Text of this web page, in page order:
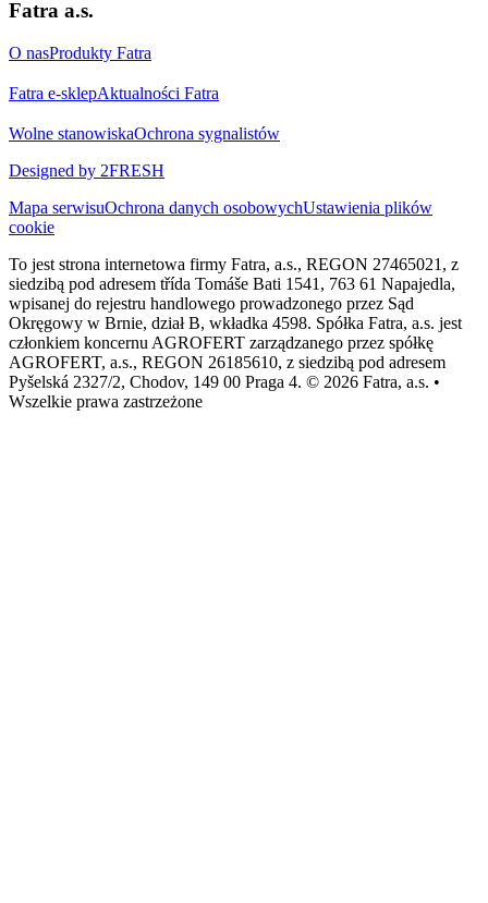
Fatra a.s.
O nasProdukty Fatra
Fatra e-sklepAktualności Fatra
Wolne stanowiskaOchrona sygnalistów
Designed by 2FRESH
Mapa serwisuOchrona danych osobowychUstawienia plików
cookie
To jest strona internetowa firmy Fatra, a.s., REGON 27465021, z
siedzibą pod adresem třída Tomáše Bati 1541, 763 61 Napajedla,
wpisanej do rejestru handlowego prowadzonego przez Sąd
Okręgowy w Brnie, dział B, wkładka 4598. Spółka Fatra, a.s. jest
członkiem koncernu AGROFERT zarządzanego przez spółkę
AGROFERT, a.s., REGON 26185610, z siedzibą pod adresem
Pyšelská 2327/2, Chodov, 149 00 Praga 4. © 2026 Fatra, a.s. •
Wszelkie prawa zastrzeżone